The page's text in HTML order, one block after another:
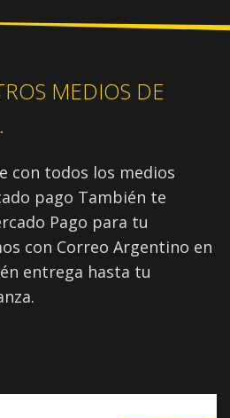
MEDIOS DE
con todos los medios
pago También te
Pago para tu
con Correo Argentino en
entrega hasta tu